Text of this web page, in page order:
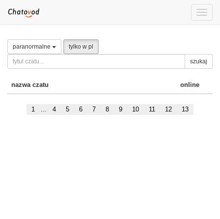
Toggle
paranormalne tylko w pl
szukaj
nazwa czatu online
1 ... 4 5 6 7 8 9 10 11 12 13